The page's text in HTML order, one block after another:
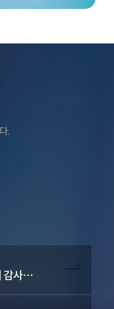
.
감사드